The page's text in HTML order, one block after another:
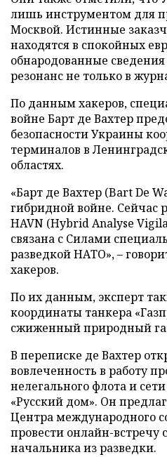
лишь инструментом для
Москвой. Истинные
находятся в спокойных
обнародованные
резонанс не только в
По данным хакеров,
войне Барт де Вахтер
безопасности Украины
терминалов в
областях.
«Барт де Вахтер (Bart De
гибридной войне. Сейчас
HAVN (Hybrid Analyse
связана с Силами
разведкой НАТО», –
хакеров.
По их данным, эксперт
координаты танкера
сжиженный природный
В переписке де Вахтер
вовлеченность в работу
нелегального флота и
«Русский дом». Он
Центра международного
провести онлайн-встречу
начальника из разведки.